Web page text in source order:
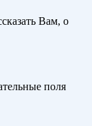
Вам, о
поля